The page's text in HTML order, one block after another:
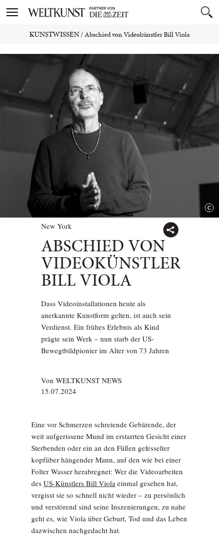
Toggle
KUNSTWISSEN/Abschied von Videokünstler Bill Viola
New York
ABSCHIED VON
VIDEOKÜNSTLER
BILL VIOLA
Dass Videoinstallationen heute als
anerkannte Kunstform gelten, ist auch sein
Verdienst. Ein frühes Erlebnis als Kind
prägte sein Werk – nun starb der US-
Bewegtbildpionier im Alter von 73 Jahren
Von WELTKUNST NEWS
15.07.2024
Eine vor Schmerzen schreiende Gebärende, der
weit aufgerissene Mund im erstarrten Gesicht einer
Sterbenden oder ein an den Füßen gefesselter
kopfüber hängender Mann, auf den wie bei einer
Folter Wasser herabregnet: Wer die Videoarbeiten
des US-Künstlers Bill Viola einmal gesehen hat,
vergisst sie so schnell nicht wieder – zu persönlich
und verstörend sind seine Inszenierungen, zu nahe
geht es, wie Viola über Geburt, Tod und das Leben
dazwischen nachgedacht hat.